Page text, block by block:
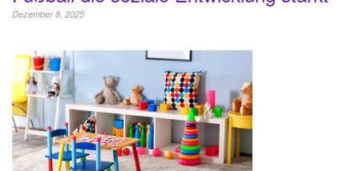
Dezember 8, 2025